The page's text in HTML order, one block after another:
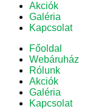
Akciók
Galéria
Kapcsolat
Főoldal
Webáruház
Rólunk
Akciók
Galéria
Kapcsolat